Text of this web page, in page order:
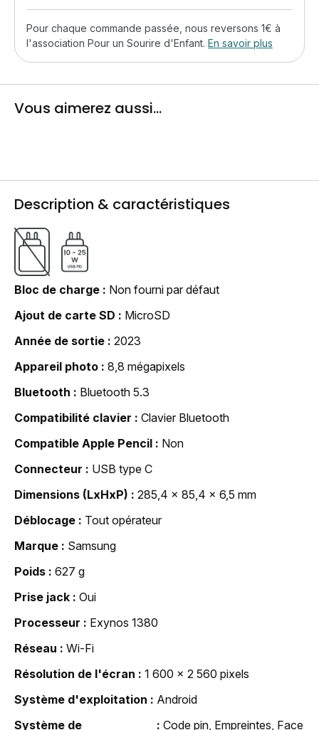
Pour chaque commande passée, nous reversons 1€ à
l'association Pour un Sourire d'Enfant. En savoir plus
Vous aimerez aussi...
Description & caractéristiques
Bloc de charge
Non fourni par défaut
Ajout de carte SD
MicroSD
Année de sortie
2023
Appareil photo
8,8 mégapixels
Bluetooth
Bluetooth 5.3
Compatibilité clavier
Clavier Bluetooth
Compatible Apple Pencil
Non
Connecteur
USB type C
Dimensions (LxHxP)
285,4 x 85,4 x 6,5 mm
Déblocage
Tout opérateur
Marque
Samsung
Poids
627 g
Prise jack
Oui
Processeur
Exynos 1380
Réseau
Wi-Fi
Résolution de l'écran
1 600 x 2 560 pixels
Système d'exploitation
Android
Système de
Code pin, Empreintes, Face